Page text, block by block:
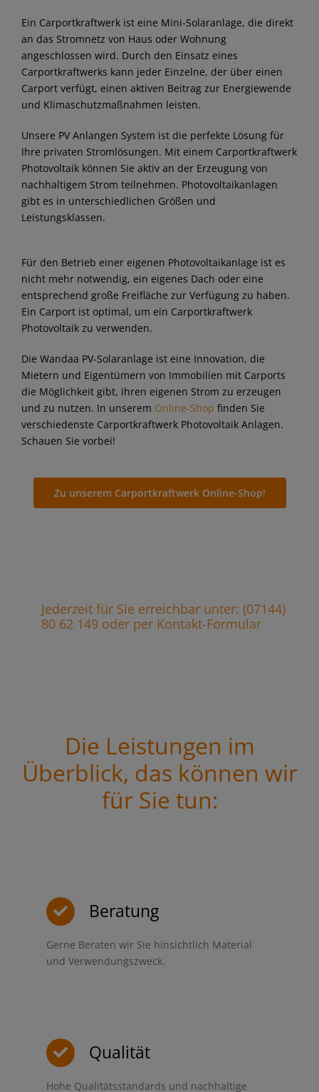
Ein Carportkraftwerk ist eine Mini-Solaranlage, die direkt
an das Stromnetz von Haus oder Wohnung
angeschlossen wird. Durch den Einsatz eines
Carportkraftwerks kann jeder Einzelne, der über einen
Carport verfügt, einen aktiven Beitrag zur Energiewende
und Klimaschutzmaßnahmen leisten.
Unsere PV Anlangen System ist die perfekte Lösung für
Ihre privaten Stromlösungen. Mit einem Carportkraftwerk
Photovoltaik können Sie aktiv an der Erzeugung von
nachhaltigem Strom teilnehmen. Photovoltaikanlagen
gibt es in unterschiedlichen Größen und
Leistungsklassen.
Für den Betrieb einer eigenen Photovoltaikanlage ist es
nicht mehr notwendig, ein eigenes Dach oder eine
entsprechend große Freifläche zur Verfügung zu haben.
Ein Carport ist optimal, um ein Carportkraftwerk
Photovoltaik zu verwenden.
Die Wandaa PV-Solaranlage ist eine Innovation, die
Mietern und Eigentümern von Immobilien mit Carports
die Möglichkeit gibt, ihren eigenen Strom zu erzeugen
und zu nutzen. In unserem Online-Shop finden Sie
verschiedenste Carportkraftwerk Photovoltaik Anlagen.
Schauen Sie vorbei!
Zu unserem Carportkraftwerk Online-Shop!
Jederzeit für Sie erreichbar unter: (07144)
80 62 149 oder per Kontakt-Formular
Die Leistungen im
Überblick, das können wir
für Sie tun:
Beratung
Gerne Beraten wir Sie hinsichtlich Material
und Verwendungszweck.
Qualität
Hohe Qualitätsstandards und nachhaltige